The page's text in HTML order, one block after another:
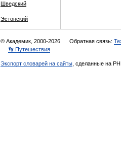
Шведский
Эстонский
© Академик, 2000-2026 Обратная связь:
👣 Путешествия
Экспорт словарей на сайты , сделанные на